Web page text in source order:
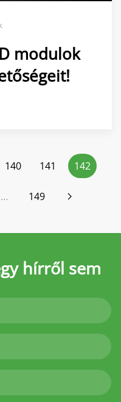
modulok
140 141 142
… 149
hírről sem